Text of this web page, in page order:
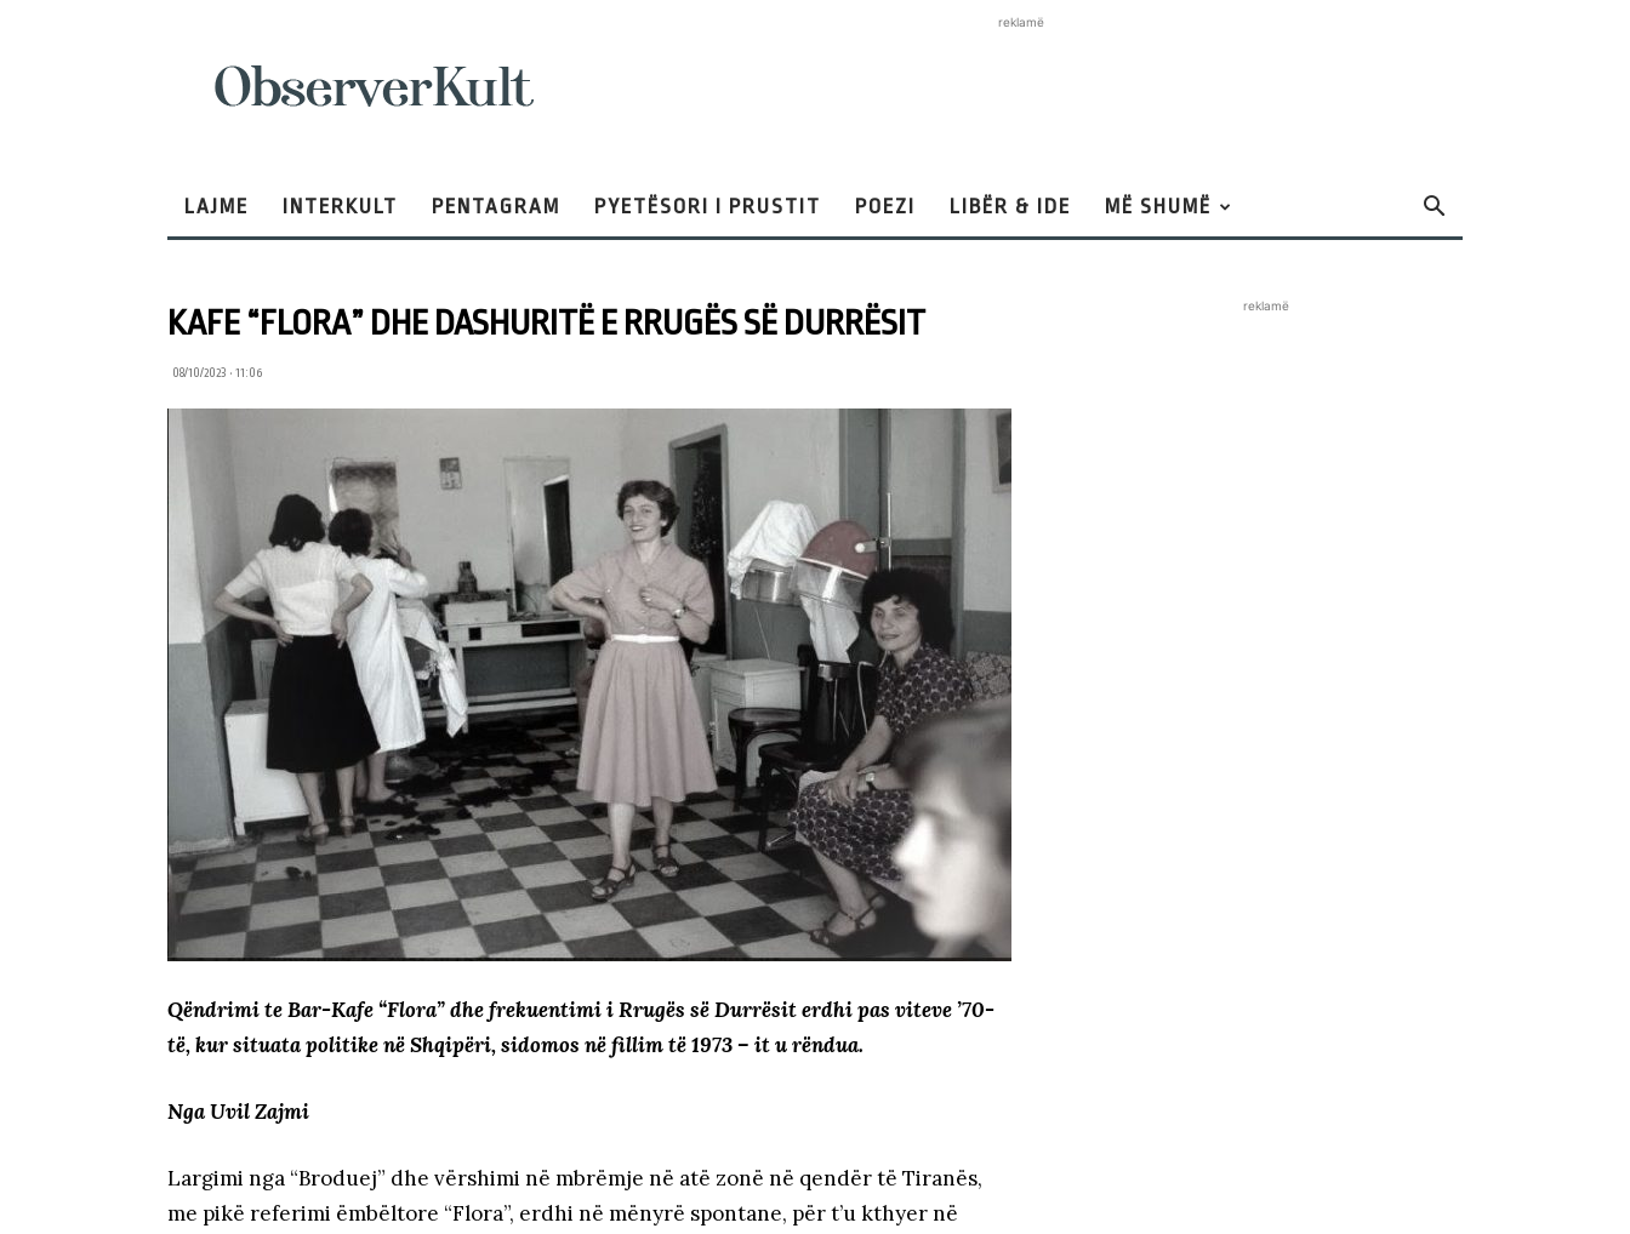
reklamë
LAJME INTERKULT PENTAGRAM PYETËSORI I PRUSTIT POEZI LIBËR & IDE MË SHUMË
KAFE “FLORA” DHE DASHURITË E RRUGËS SË DURRËSIT
08/10/2023 • 11:06
Qëndrimi te Bar-Kafe “Flora” dhe frekuentimi i Rrugës së Durrësit erdhi pas viteve ’70-
të, kur situata politike në Shqipëri, sidomos në fillim të 1973 – it u rëndua.
Nga Uvil Zajmi
Largimi nga “Broduej” dhe vërshimi në mbrëmje në atë zonë në qendër të Tiranës,
me pikë referimi ëmbëltore “Flora”, erdhi në mënyrë spontane, për t’u kthyer në
reklamë